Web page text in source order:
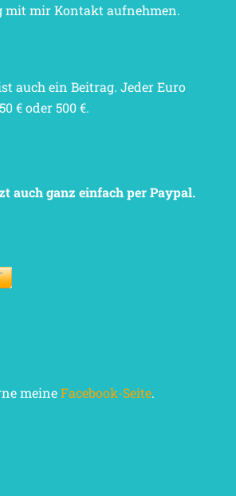
mit mir Kontakt aufnehmen.
auch ein Beitrag. Jeder Euro
€ oder 500 €.
auch ganz einfach per Paypal.
meineFacebook-Seite.